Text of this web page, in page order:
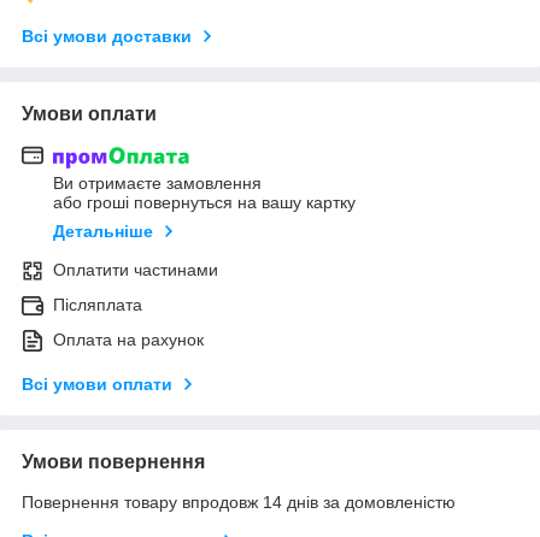
Всі умови доставки
Умови оплати
Ви отримаєте замовлення
або гроші повернуться на вашу картку
Детальніше
Оплатити частинами
Післяплата
Оплата на рахунок
Всі умови оплати
Умови повернення
Повернення товару впродовж 14 днів за домовленістю